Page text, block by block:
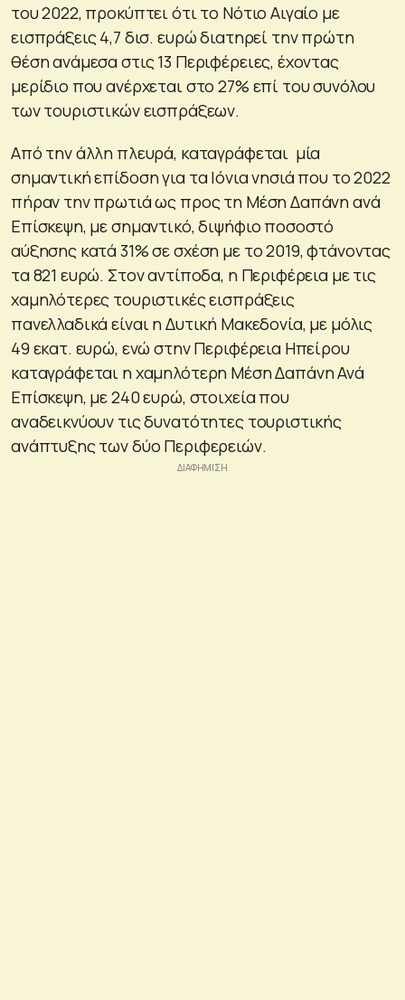
του 2022, προκύπτει ότι το Νότιο Αιγαίο με
εισπράξεις 4,7 δισ. ευρώ διατηρεί την πρώτη
θέση ανάμεσα στις 13 Περιφέρειες, έχοντας
μερίδιο που ανέρχεται στο 27% επί του συνόλου
των τουριστικών εισπράξεων.
Από την άλλη πλευρά, καταγράφεται μία
σημαντική επίδοση για τα Ιόνια νησιά που το 2022
πήραν την πρωτιά ως προς τη Μέση Δαπάνη ανά
Επίσκεψη, με σημαντικό, διψήφιο ποσοστό
αύξησης κατά 31% σε σχέση με το 2019, φτάνοντας
τα 821 ευρώ. Στον αντίποδα, η Περιφέρεια με τις
χαμηλότερες τουριστικές εισπράξεις
πανελλαδικά είναι η Δυτική Μακεδονία, με μόλις
49 εκατ. ευρώ, ενώ στην Περιφέρεια Ηπείρου
καταγράφεται η χαμηλότερη Μέση Δαπάνη Ανά
Επίσκεψη, με 240 ευρώ, στοιχεία που
αναδεικνύουν τις δυνατότητες τουριστικής
ανάπτυξης των δύο Περιφερειών.